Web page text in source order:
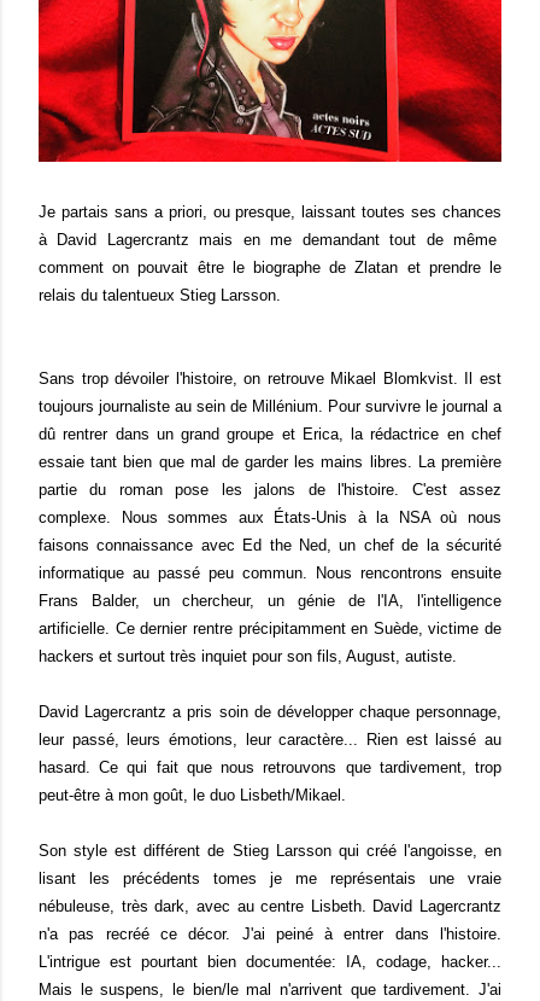
Je partais sans a priori, ou presque, laissant toutes ses chances
à David Lagercrantz mais en me demandant tout de même
comment on pouvait être le biographe de Zlatan et prendre le
relais du talentueux Stieg Larsson.
Sans trop dévoiler l'histoire, on retrouve Mikael Blomkvist. Il est
toujours journaliste au sein de Millénium. Pour survivre le journal a
dû rentrer dans un grand groupe et Erica, la rédactrice en chef
essaie tant bien que mal de garder les mains libres. La première
partie du roman pose les jalons de l'histoire. C'est assez
complexe. Nous sommes aux États-Unis à la NSA où nous
faisons connaissance avec Ed the Ned, un chef de la sécurité
informatique au passé peu commun. Nous rencontrons ensuite
Frans Balder, un chercheur, un génie de l'IA, l'intelligence
artificielle. Ce dernier rentre précipitamment en Suède, victime de
hackers et surtout très inquiet pour son fils, August, autiste.
David Lagercrantz a pris soin de développer chaque personnage,
leur passé, leurs émotions, leur caractère... Rien est laissé au
hasard. Ce qui fait que nous retrouvons que tardivement, trop
peut-être à mon goût, le duo Lisbeth/Mikael.
Son style est différent de Stieg Larsson qui créé l'angoisse, en
lisant les précédents tomes je me représentais une vraie
nébuleuse, très dark, avec au centre Lisbeth. David Lagercrantz
n'a pas recréé ce décor. J'ai peiné à entrer dans l'histoire.
L'intrigue est pourtant bien documentée: IA, codage, hacker...
Mais le suspens, le bien/le mal n'arrivent que tardivement. J'ai